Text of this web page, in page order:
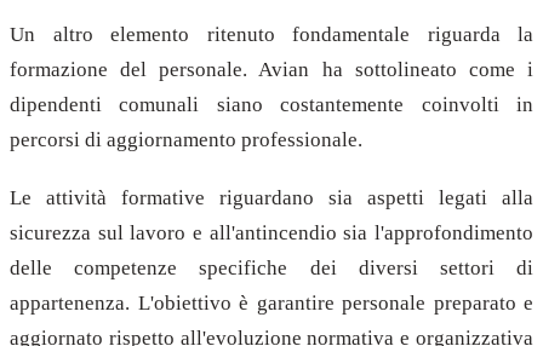
Un altro elemento ritenuto fondamentale riguarda la
formazione del personale. Avian ha sottolineato come i
dipendenti comunali siano costantemente coinvolti in
percorsi di aggiornamento professionale.
Le attività formative riguardano sia aspetti legati alla
sicurezza sul lavoro e all'antincendio sia l'approfondimento
delle competenze specifiche dei diversi settori di
appartenenza. L'obiettivo è garantire personale preparato e
aggiornato rispetto all'evoluzione normativa e organizzativa